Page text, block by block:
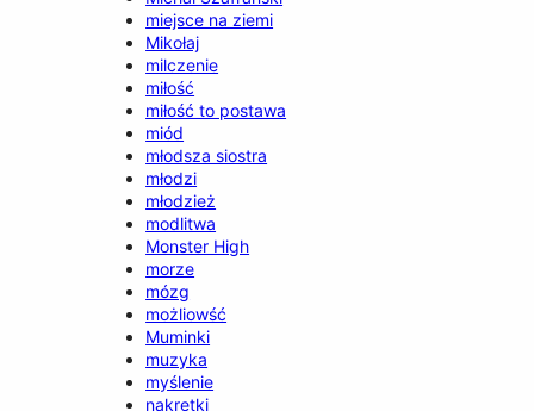
miejsce na ziemi
Mikołaj
milczenie
miłość
miłość to postawa
miód
młodsza siostra
młodzi
młodzież
modlitwa
Monster High
morze
mózg
możliowść
Muminki
muzyka
myślenie
nakrętki